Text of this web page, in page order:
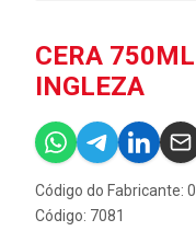
CERA
INGLEZA
Código do Fabricante:
Código: 7081